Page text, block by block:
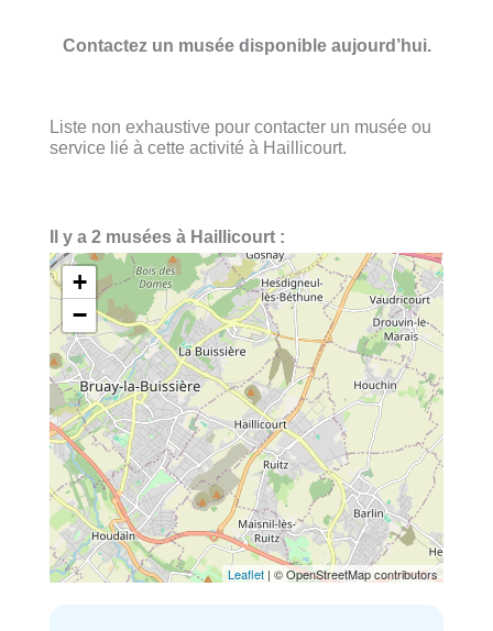
Contactez un musée disponible aujourd’hui.
Liste non exhaustive pour contacter un musée ou
service lié à cette activité à Haillicourt.
Il y a 2 musées à Haillicourt :
+
−
Leaflet | © OpenStreetMap contributors